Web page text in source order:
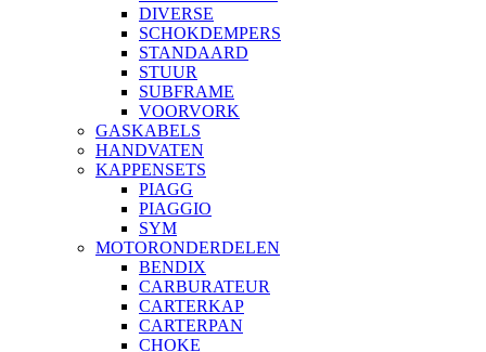
DIVERSE
SCHOKDEMPERS
STANDAARD
STUUR
SUBFRAME
VOORVORK
GASKABELS
HANDVATEN
KAPPENSETS
PIAGG
PIAGGIO
SYM
MOTORONDERDELEN
BENDIX
CARBURATEUR
CARTERKAP
CARTERPAN
CHOKE